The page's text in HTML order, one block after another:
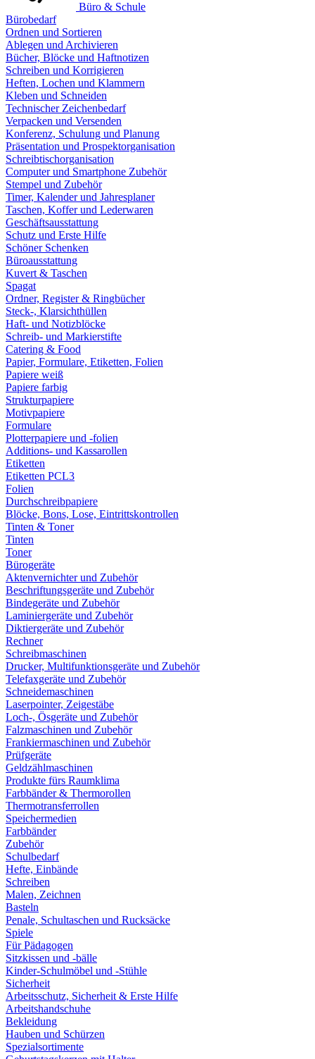
Büro & Schule
Bürobedarf
Ordnen und Sortieren
Ablegen und Archivieren
Bücher, Blöcke und Haftnotizen
Schreiben und Korrigieren
Heften, Lochen und Klammern
Kleben und Schneiden
Technischer Zeichenbedarf
Verpacken und Versenden
Konferenz, Schulung und Planung
Präsentation und Prospektorganisation
Schreibtischorganisation
Computer und Smartphone Zubehör
Stempel und Zubehör
Timer, Kalender und Jahresplaner
Taschen, Koffer und Lederwaren
Geschäftsausstattung
Schutz und Erste Hilfe
Schöner Schenken
Büroausstattung
Kuvert & Taschen
Spagat
Ordner, Register & Ringbücher
Steck-, Klarsichthüllen
Haft- und Notizblöcke
Schreib- und Markierstifte
Catering & Food
Papier, Formulare, Etiketten, Folien
Papiere weiß
Papiere farbig
Strukturpapiere
Motivpapiere
Formulare
Plotterpapiere und -folien
Additions- und Kassarollen
Etiketten
Etiketten PCL3
Folien
Durchschreibpapiere
Blöcke, Bons, Lose, Eintrittskontrollen
Tinten & Toner
Tinten
Toner
Bürogeräte
Aktenvernichter und Zubehör
Beschriftungsgeräte und Zubehör
Bindegeräte und Zubehör
Laminiergeräte und Zubehör
Diktiergeräte und Zubehör
Rechner
Schreibmaschinen
Drucker, Multifunktionsgeräte und Zubehör
Telefaxgeräte und Zubehör
Schneidemaschinen
Laserpointer, Zeigestäbe
Loch-, Ösgeräte und Zubehör
Falzmaschinen und Zubehör
Frankiermaschinen und Zubehör
Prüfgeräte
Geldzählmaschinen
Produkte fürs Raumklima
Farbbänder & Thermorollen
Thermotransferrollen
Speichermedien
Farbbänder
Zubehör
Schulbedarf
Hefte, Einbände
Schreiben
Malen, Zeichnen
Basteln
Penale, Schultaschen und Rucksäcke
Spiele
Für Pädagogen
Sitzkissen und -bälle
Kinder-Schulmöbel und -Stühle
Sicherheit
Arbeitsschutz, Sicherheit & Erste Hilfe
Arbeitshandschuhe
Bekleidung
Hauben und Schürzen
Spezialsortimente